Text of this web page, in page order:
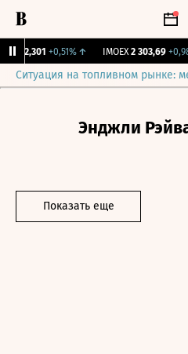
12,301 +0,51% ↑ IMOEX 2 303,69
Ситуация на топливном рынке:
Энджли
Показать еще